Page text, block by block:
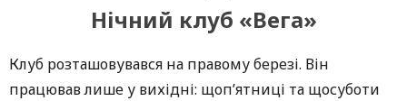
Нічний клуб «Вега»
Клуб розташовувався на правому березі. Він
працював лише у вихідні: щоп’ятниці та щосуботи